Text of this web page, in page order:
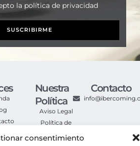
consentimiento
la política de privacidad
SUSCRIBIRME
Nuestra
Política
Aviso Legal
Política de
Política de
Contacto